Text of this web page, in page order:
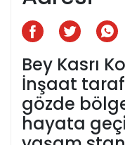
Bey Kasrı
İnşaat
gözde
hayata